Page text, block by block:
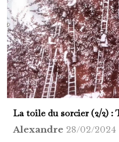
La toile du sorcier (2/2)
Alexandre 28/02/2024